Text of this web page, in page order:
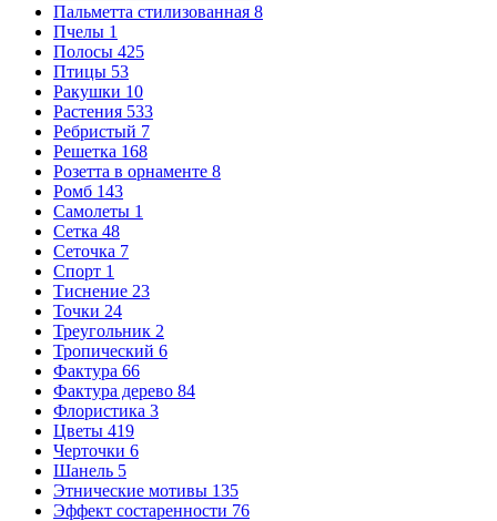
Пальметта стилизованная 8
Пчелы 1
Полосы 425
Птицы 53
Ракушки 10
Растения 533
Ребристый 7
Решетка 168
Розетта в орнаменте 8
Ромб 143
Самолеты 1
Сетка 48
Сеточка 7
Спорт 1
Тиснение 23
Точки 24
Треугольник 2
Тропический 6
Фактура 66
Фактура дерево 84
Флористика 3
Цветы 419
Черточки 6
Шанель 5
Этнические мотивы 135
Эффект состаренности 76